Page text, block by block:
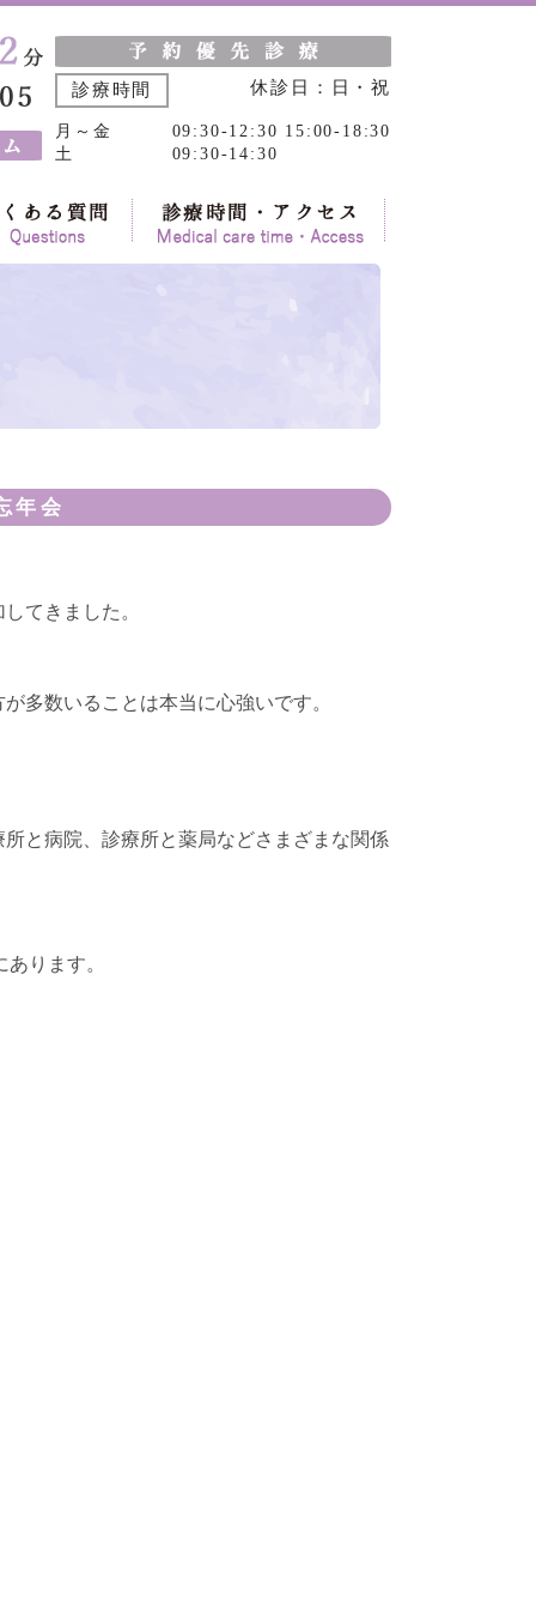
診療時間 休診日：日・祝
月～金
土
09:30-12:30 15:00-18:30
09:30-14:30
年会
てきました。
多数いることは本当に心強いです。
と病院、診療所と薬局などさまざまな関係
ります。